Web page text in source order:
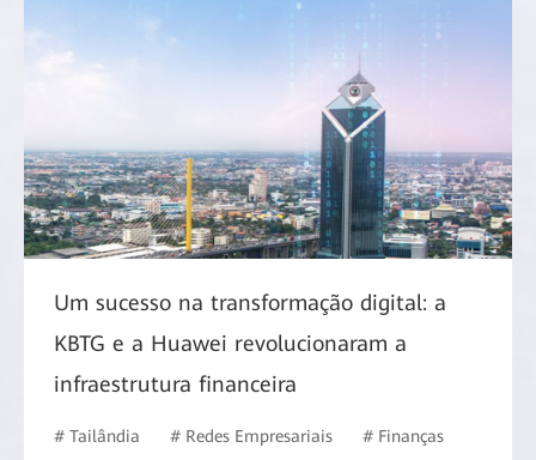
Um sucesso na transformação digital: a
KBTG e a Huawei revolucionaram a
infraestrutura financeira
# Tailândia # Redes Empresariais # Finanças